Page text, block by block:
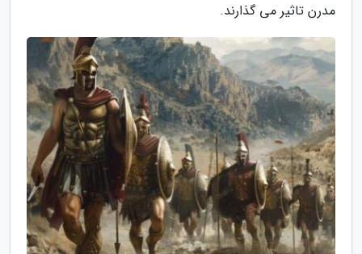
مدرن تاثیر می گذارند.